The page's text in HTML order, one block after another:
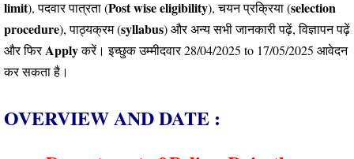
limit), पदवार पात्रता (Post wise eligibility), चयन प्रक्रिया (selection
procedure), पाठ्यक्रम (syllabus) और अन्य सभी जानकारी पढ़ें, विज्ञापन पढ़ें
और फिरApplyकरें।इच्छुक उम्मीदवार 28/04/2025 to 17/05/2025 आवेदन
कर सकता है।
OVERVIEW AND DATE :